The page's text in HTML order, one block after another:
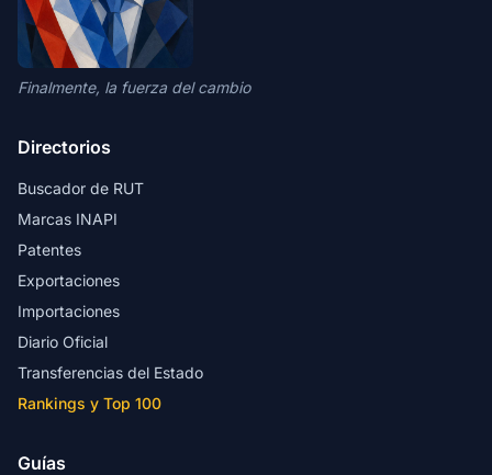
Finalmente, la fuerza del cambio
Directorios
Buscador de RUT
Marcas INAPI
Patentes
Exportaciones
Importaciones
Diario Oficial
Transferencias del Estado
Rankings y Top 100
Guías